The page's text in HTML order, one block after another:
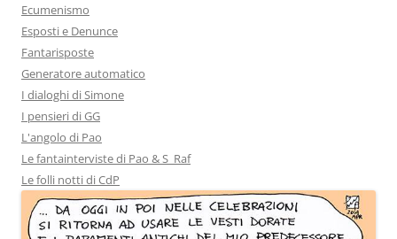
Ecumenismo
Esposti e Denunce
Fantarisposte
Generatore automatico
I dialoghi di Simone
I pensieri di GG
L'angolo di Pao
Le fantainterviste di Pao & S_Raf
Le folli notti di CdP